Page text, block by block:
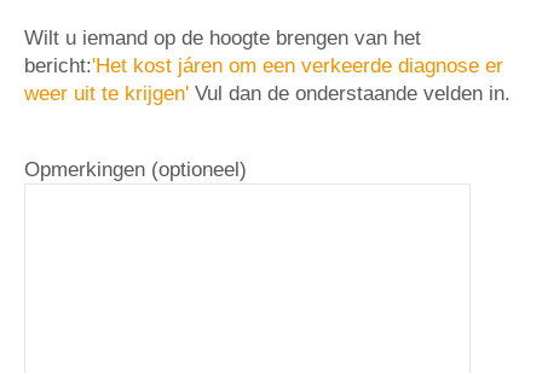
Wilt u iemand op de hoogte brengen van het
bericht:'Het kost járen om een verkeerde diagnose er
weer uit te krijgen' Vul dan de onderstaande velden in.
Opmerkingen (optioneel)